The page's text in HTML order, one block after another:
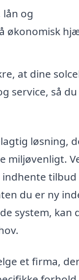
og
økonomisk
at dine
service, så du
løsning,
miljøvenligt.
du er ny
system, kan
et firma,